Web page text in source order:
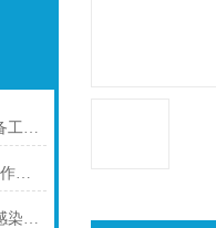
6138-23-4海藻糖二水合物制备工艺与质量控制要点
27164-46-1头孢唑林钠的药理作用与临床抗菌应用
4800-94-6羧苄西林钠在细菌感染治疗中的应用